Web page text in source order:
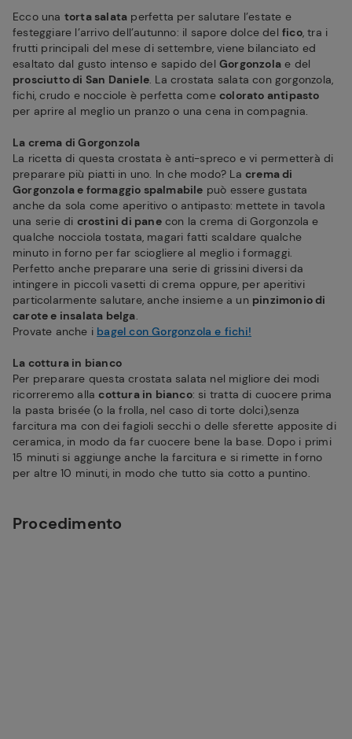
Ecco una torta salata perfetta per salutare l’estate e
festeggiare l’arrivo dell’autunno: il sapore dolce delfico, tra i
frutti principali del mese di settembre, viene bilanciato ed
esaltato dal gusto intenso e sapido del Gorgonzola e del
prosciutto di San Daniele. La crostata salata con gorgonzola,
fichi, crudo e nocciole è perfetta come colorato antipasto
per aprire al meglio un pranzo o una cena in compagnia.
La crema di Gorgonzola
La ricetta di questa crostata è anti-spreco e vi permetterà di
preparare più piatti in uno. In che modo? La crema di
Gorgonzola e formaggio spalmabile può essere gustata
anche da sola come aperitivo o antipasto: mettete in tavola
una serie di crostini di panecon la crema di Gorgonzola e
qualche nocciola tostata, magari fatti scaldare qualche
minuto in forno per far sciogliere al meglio i formaggi.
Perfetto anche preparare una serie di grissini diversi da
intingere in piccoli vasetti di crema oppure, per aperitivi
particolarmente salutare, anche insieme a un pinzimonio di
carote e insalata belga.
Provate anche i bagel con Gorgonzola e fichi!
La cottura in bianco
Per preparare questa crostata salata nel migliore dei modi
ricorreremo allacottura in bianco: si tratta di cuocere prima
la pasta brisée (o la frolla, nel caso di torte dolci),senza
farcitura ma con dei fagioli secchi o delle sferette apposite di
ceramica, in modo da far cuocere bene la base. Dopo i primi
15 minuti si aggiunge anche la farcitura e si rimette in forno
per altre 10 minuti, in modo che tutto sia cotto a puntino.
Procedimento